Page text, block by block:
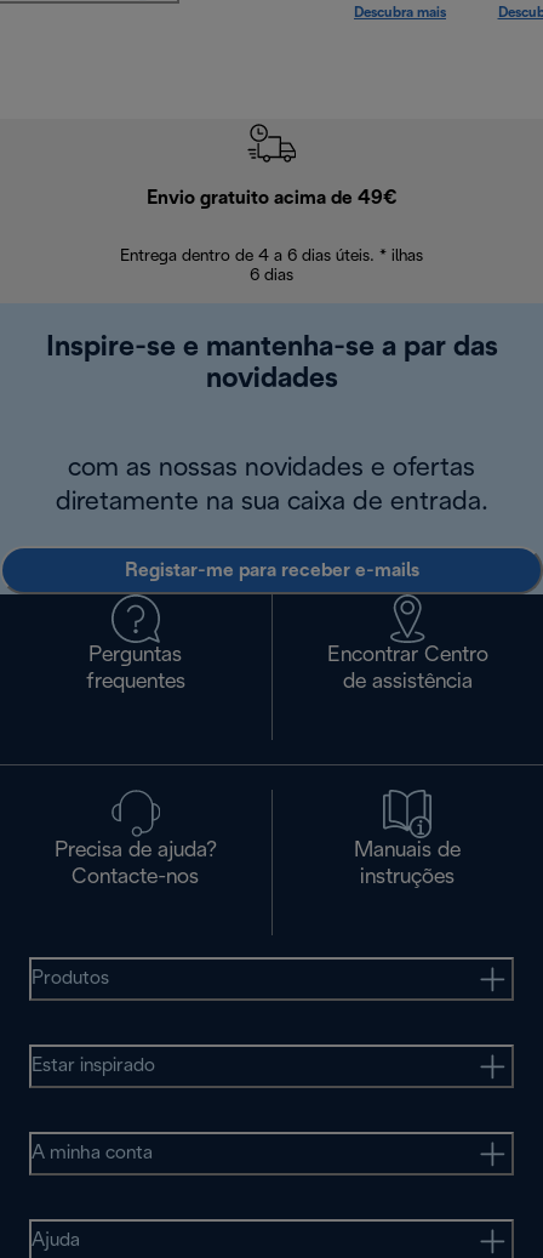
Descubra mais
Envio gratuito acima de 49€
Entrega dentro de 4 a 6 dias úteis. * ilhas
6 dias
Inspire-se e mantenha-se a par das
novidades
com as nossas novidades e ofertas
diretamente na sua caixa de entrada.
Registar-me para receber e-mails
Perguntas
frequentes
Encontrar Centro
de assistência
Precisa de ajuda?
Contacte-nos
Manuais de
instruções
Produtos
Estar inspirado
A minha conta
Ajuda